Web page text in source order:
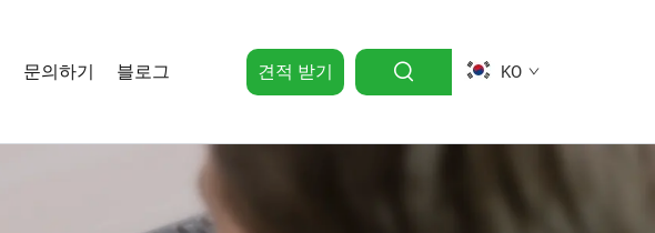
문의하기 블로그 견적 받기 KO